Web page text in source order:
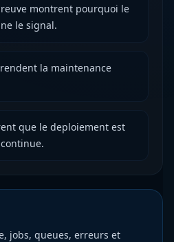
montrent pourquoi le
le signal.
la maintenance
que le deploiement est
jobs, queues, erreurs et